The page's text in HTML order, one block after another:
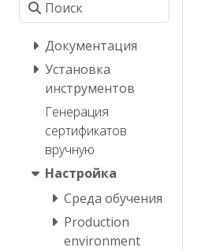
Документация
Установка
инструментов
Генерация
сертификатов
вручную
Настройка
Среда обучения
Production
environment